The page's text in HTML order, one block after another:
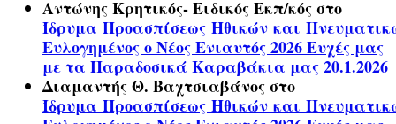
Αντώνης Κρητικός- Ειδικός Εκπ/κόςστο
Ίδρυμα Προασπίσεως Ηθικών και
Ευλογημένος ο Νέος Ενιαυτός 2026 Ευχές μας
με τα Παραδοσικά Καραβάκια μας 20.1.2026
Διαμαντής Θ. Βαχτσιαβάνοςστο
Ίδρυμα Προασπίσεως Ηθικών και